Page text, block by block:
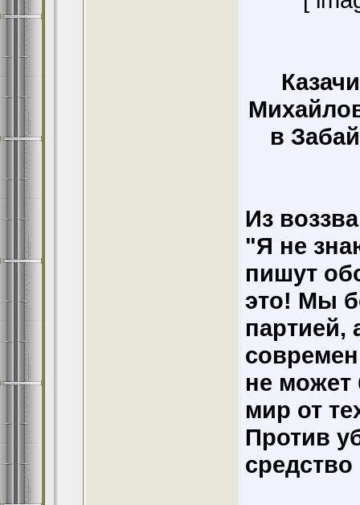
в
Из
"Я не
пишут
это! Мы
партией,
не может
мир от
Против